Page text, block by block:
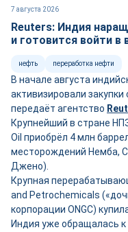
7 августа 2026
Reuters: Индия
и готовится войти в
нефть переработка нефти
В начале августа
активизировали
передаёт агентство
Крупнейший в стране
Oil приобрёл 4 млн
месторождений Немба,
Джено).
Крупная
and Petrochemicals
корпорации ONGC)
Индия уже обращалась